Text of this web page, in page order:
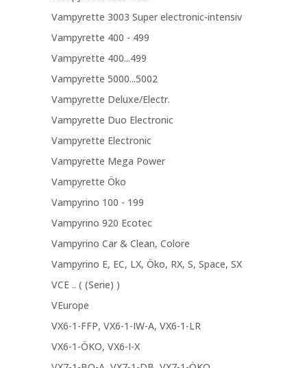
Vampyrette 3003 Super electronic-intensiv
Vampyrette 400 - 499
Vampyrette 400...499
Vampyrette 5000...5002
Vampyrette Deluxe/Electr.
Vampyrette Duo Electronic
Vampyrette Electronic
Vampyrette Mega Power
Vampyrette Öko
Vampyrino 100 - 199
Vampyrino 920 Ecotec
Vampyrino Car & Clean, Colore
Vampyrino E, EC, LX, Öko, RX, S, Space, SX
VCE .. ( (Serie) )
VEurope
VX6-1-FFP, VX6-1-IW-A, VX6-1-LR
VX6-1-ÖKO, VX6-I-X